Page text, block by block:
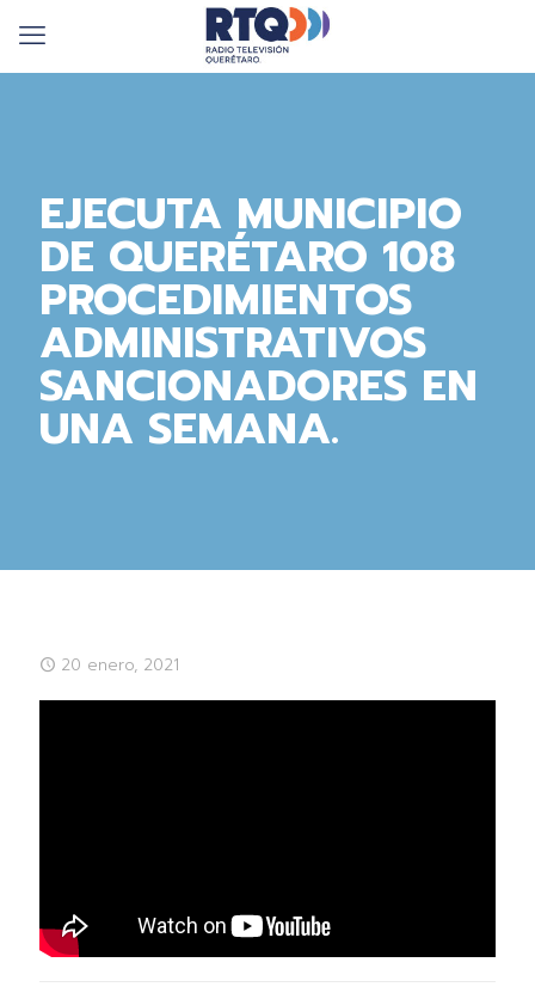
EJECUTA MUNICIPIO
DE QUERÉTARO 108
PROCEDIMIENTOS
ADMINISTRATIVOS
SANCIONADORES EN
UNA SEMANA.
20 enero, 2021